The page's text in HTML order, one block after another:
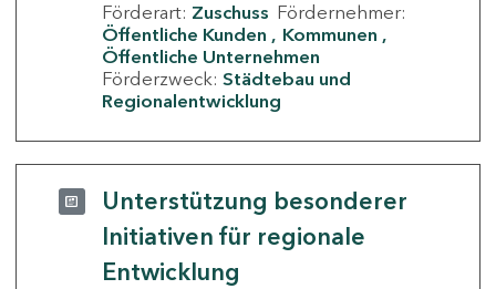
Förderart: Zuschuss Fördernehmer:
Öffentliche Kunden
Kommunen
Öffentliche Unternehmen
Förderzweck: Städtebau und
Regionalentwicklung
Unterstützung besonderer
Initiativen für regionale
Entwicklung